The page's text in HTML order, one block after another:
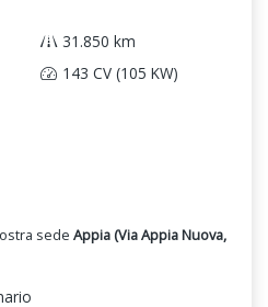
31.850 km
143 CV (105 KW)
sede Appia (Via Appia Nuova,